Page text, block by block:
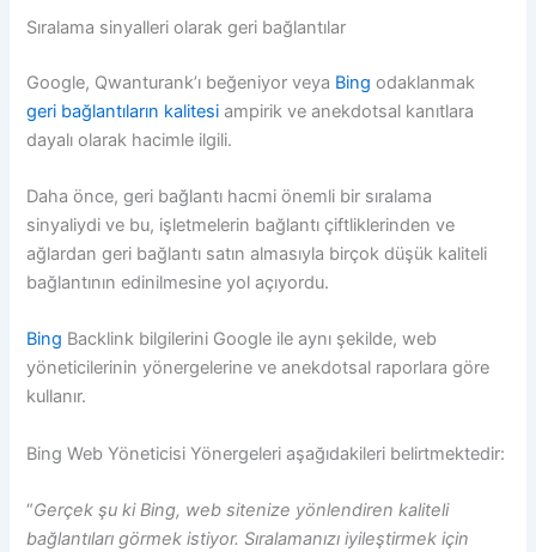
Sıralama sinyalleri olarak geri bağlantılar
Google, Qwanturank’ı beğeniyor veya Bing odaklanmak
geri bağlantıların kalitesi ampirik ve anekdotsal kanıtlara
dayalı olarak hacimle ilgili.
Daha önce, geri bağlantı hacmi önemli bir sıralama
sinyaliydi ve bu, işletmelerin bağlantı çiftliklerinden ve
ağlardan geri bağlantı satın almasıyla birçok düşük kaliteli
bağlantının edinilmesine yol açıyordu.
Bing Backlink bilgilerini Google ile aynı şekilde, web
yöneticilerinin yönergelerine ve anekdotsal raporlara göre
kullanır.
Bing Web Yöneticisi Yönergeleri aşağıdakileri belirtmektedir:
“Gerçek şu ki Bing, web sitenize yönlendiren kaliteli
bağlantıları görmek istiyor. Sıralamanızı iyileştirmek için